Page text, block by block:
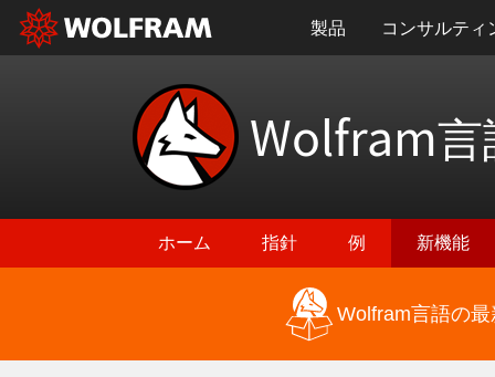
製品 コンサルティ
Wolfram言
ホーム 指針 例 新機能
Wolfram言語の